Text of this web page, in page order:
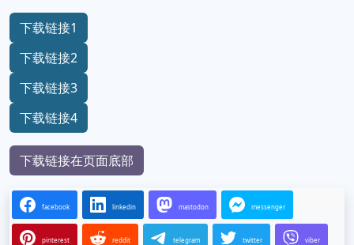
下载链接1
下载链接2
下载链接3
下载链接4
下载链接在页面底部
facebook linkedin mastodon messenger
pinterest reddit telegram twitter viber